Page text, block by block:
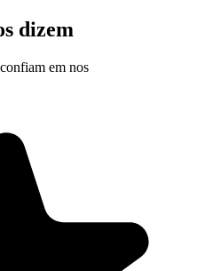
dizem
em nos